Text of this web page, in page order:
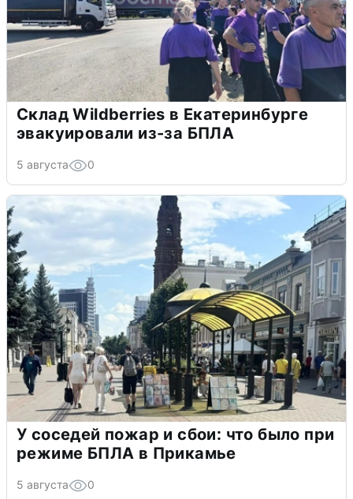
Склад Wildberries в Екатеринбурге
эвакуировали из-за БПЛА
5 августа 0
У соседей пожар и сбои: что было при
режиме БПЛА в Прикамье
5 августа 0